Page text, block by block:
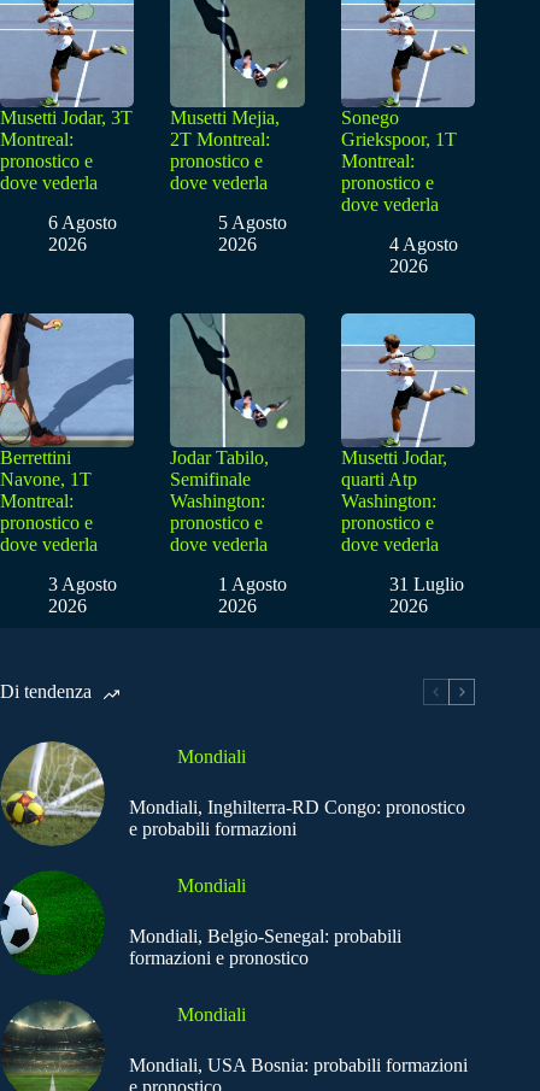
Musetti Jodar, 3T
Montreal:
pronostico e
dove vederla
6 Agosto
2026
Musetti Mejia,
2T Montreal:
pronostico e
dove vederla
5 Agosto
2026
Sonego
Griekspoor, 1T
Montreal:
pronostico e
dove vederla
4 Agosto
2026
Berrettini
Navone, 1T
Montreal:
pronostico e
dove vederla
3 Agosto
2026
Jodar Tabilo,
Semifinale
Washington:
pronostico e
dove vederla
1 Agosto
2026
Musetti Jodar,
quarti Atp
Washington:
pronostico e
dove vederla
31 Luglio
2026
Di tendenza
Mondiali
Mondiali, Inghilterra-RD Congo: pronostico
e probabili formazioni
Mondiali
Mondiali, Belgio-Senegal: probabili
formazioni e pronostico
Mondiali
Mondiali, USA Bosnia: probabili formazioni